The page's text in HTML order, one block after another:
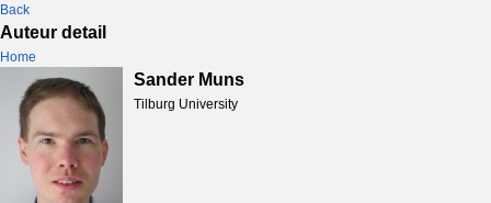
Back
Auteur detail
Home
Sander Muns
Tilburg University